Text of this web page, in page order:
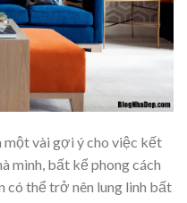
một vài gợi ý cho việc kết
mình, bất kể phong cách
có thể trở nên lung linh bất